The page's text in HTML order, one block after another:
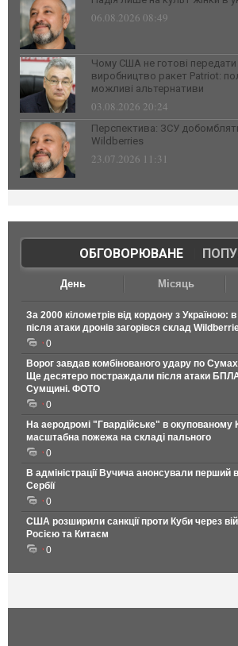
06.08.2026 08:49
Чому США не готові передати
виробництво ракет Patriot:
можливі альтернативи
03.08.2026 20:24
Перспектива: ЗСУ добомблять
Wildberries
23.07.2026 11:31
ОБГОВОРЮВАНЕ|
День Місяць
За 2000 кілометрів від кордону з Україною:
після атаки дронів загорівся склад
0
Ворог завдав комбінованого удару по
Ще десятеро постраждали після атаки
Сумщині. ФОТО
0
На аеродромі "Гвардійське" в
масштабна пожежа на складі пального
0
В адміністрації Вучича анонсували перший
Сербії
0
США розширили санкції проти Куби через
Росією та Китаєм
0